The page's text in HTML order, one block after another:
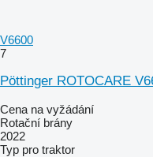
V6600
7
Pöttinger ROTOCARE
Cena na vyžádání
Rotační brány
2022
Typ pro traktor